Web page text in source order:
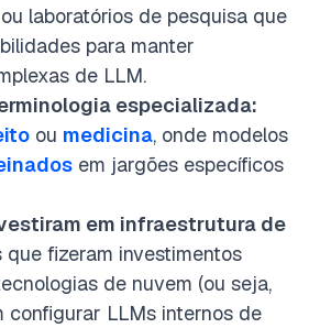
laboratórios de pesquisa que
para manter
de LLM.
especializada:
ou medicina, onde modelos
em jargões específicos
em infraestrutura de
que fizeram investimentos
de nuvem (ou seja,
configurar LLMs internos de